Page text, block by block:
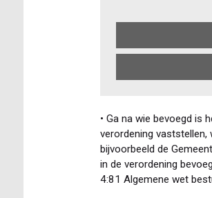
• Ga na wie bevoegd is
verordening vaststellen,
bijvoorbeeld de
in de verordening
4:81 Algemene wet